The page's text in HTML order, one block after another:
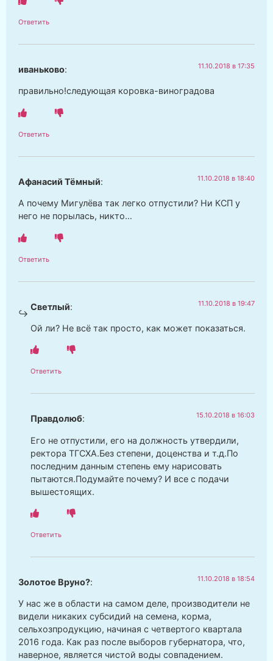
Ответить
иваньково: 11.10.2018 в 17:35
правильно!следующая коровка-виноградова
Ответить
Афанасий Тёмный: 11.10.2018 в 18:40
А почему Мигулёва так легко отпустили? Ни КСП у
него не порылась, никто…
Ответить
Светлый: 11.10.2018 в 19:47
Ой ли? Не всё так просто, как может показаться.
Ответить
Правдолюб: 15.10.2018 в 16:03
Его не отпустили, его на должность утвердили,
ректора ТГСХА.Без степени, доценства и т.д.По
последним данным степень ему нарисовать
пытаются.Подумайте почему? И все с подачи
вышестоящих.
Ответить
Золотое Вруно?: 11.10.2018 в 18:54
У нас же в области на самом деле, производители не
видели никаких субсидий на семена, корма,
сельхозпродукцию, начиная с четвертого квартала
2016 года. Как раз после выборов губернатора, что,
наверное, является чистой воды совпадением.